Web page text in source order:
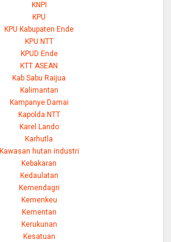
KNPI
KPU
KPU Kabupaten Ende
KPU NTT
KPUD Ende
KTT ASEAN
Kab Sabu Raijua
Kalimantan
Kampanye Damai
Kapolda NTT
Karel Lando
Karhutla
Kawasan hutan industri
Kebakaran
Kedaulatan
Kemendagri
Kemenkeu
Kementan
Kerukunan
Kesatuan